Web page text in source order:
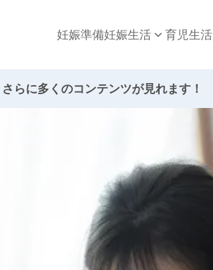
妊娠準備妊娠生活 育児生活
さらに多くのコンテンツが見れます！